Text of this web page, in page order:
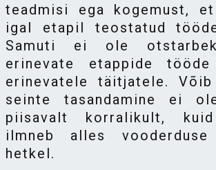
teadmisi ega kogemust,
igal etapil teostatud
Samuti ei ole
erinevate etappide tööde
erinevatele täitjatele.
seinte tasandamine ei
piisavalt korralikult,
ilmneb alles vooderduse
hetkel.